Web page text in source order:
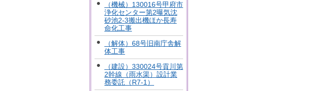
（機械）130016号甲府市
浄化センター第2曝気沈
砂池2-3搬出機ほか長寿
命化工事
（解体）68号旧南庁舎解
体工事
（建設）330024号貢川第
2幹線（雨水渠）設計業
務委託（R7-1）